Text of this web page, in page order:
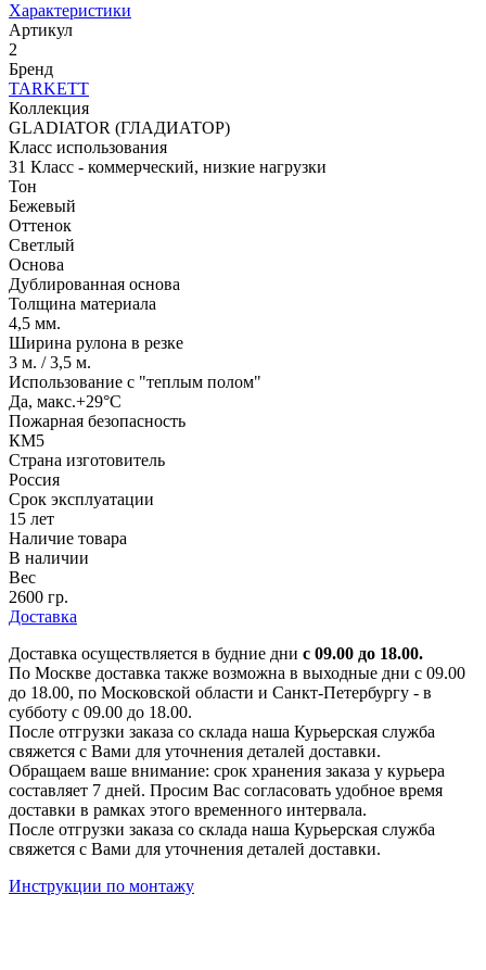
Характеристики
Артикул
2
Бренд
TARKETT
Коллекция
GLADIATOR (ГЛАДИАТОР)
Класс использования
31 Класс - коммерческий, низкие нагрузки
Тон
Бежевый
Оттенок
Светлый
Основа
Дублированная основа
Толщина материала
4,5 мм.
Ширина рулона в резке
3 м. / 3,5 м.
Использование с "теплым полом"
Да, макс.+29°С
Пожарная безопасность
КМ5
Страна изготовитель
Россия
Срок эксплуатации
15 лет
Наличие товара
В наличии
Вес
2600 гр.
Доставка
Доставка осуществляется в будние дни с 09.00 до 18.00.
По Москве доставка также возможна в выходные дни с 09.00
до 18.00, по Московской области и Санкт-Петербургу - в
субботу с 09.00 до 18.00.
После отгрузки заказа со склада наша Курьерская служба
свяжется с Вами для уточнения деталей доставки.
Обращаем ваше внимание: срок хранения заказа у курьера
составляет 7 дней. Просим Вас согласовать удобное время
доставки в рамках этого временного интервала.
После отгрузки заказа со склада наша Курьерская служба
свяжется с Вами для уточнения деталей доставки.
Инструкции по монтажу